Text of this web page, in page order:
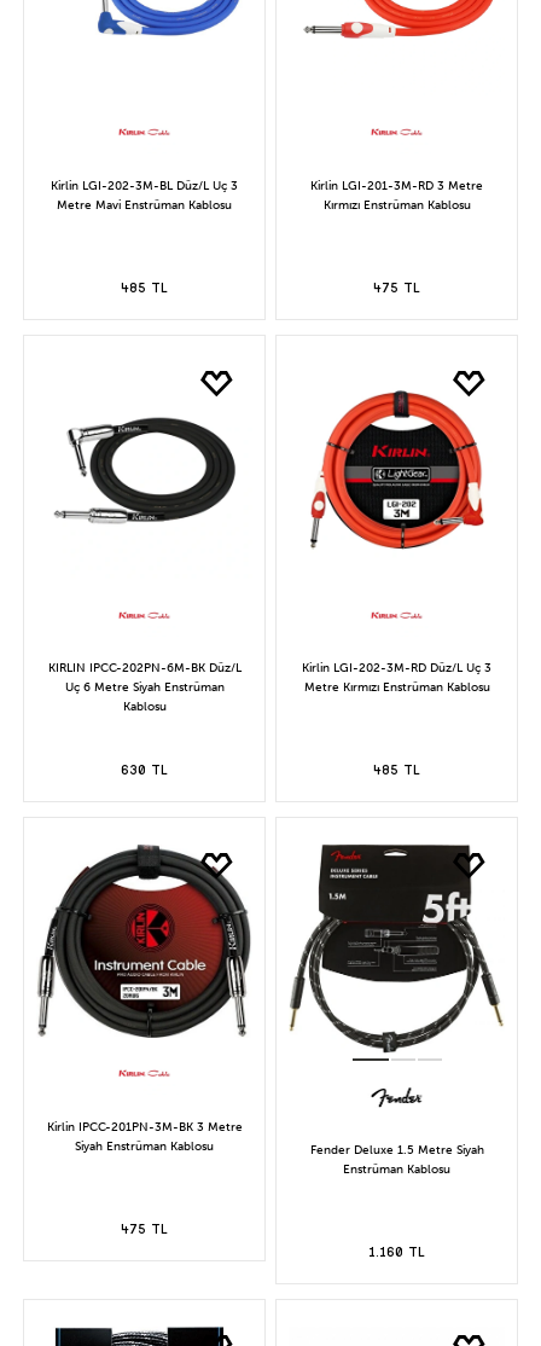
Kirlin LGI-202-3M-BL Düz/L Uç 3
Metre Mavi Enstrüman Kablosu
485 TL
Kirlin LGI-201-3M-RD 3 Metre
Kırmızı Enstrüman Kablosu
475 TL
KIRLIN IPCC-202PN-6M-BK Düz/L
Uç 6 Metre Siyah Enstrüman
Kablosu
630 TL
Kirlin LGI-202-3M-RD Düz/L Uç 3
Metre Kırmızı Enstrüman Kablosu
485 TL
Kirlin IPCC-201PN-3M-BK 3 Metre
Siyah Enstrüman Kablosu
475 TL
Fender Deluxe 1.5 Metre Siyah
Enstrüman Kablosu
1.160 TL